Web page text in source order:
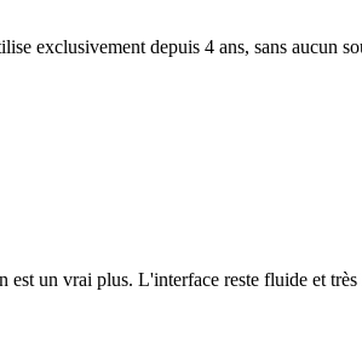
exclusivement depuis 4 ans, sans aucun
est un vrai plus. L'interface reste fluide et